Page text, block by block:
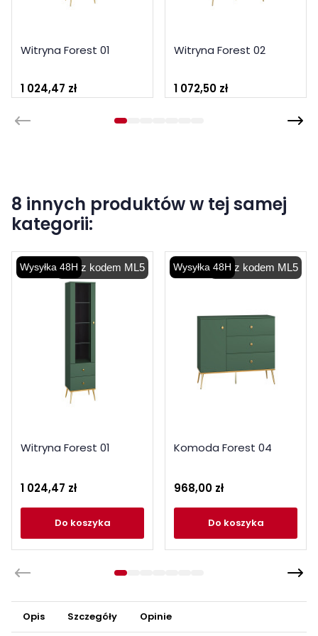
Witryna Forest 01
1 024,47 zł
Witryna Forest 02
1 072,50 zł
8 innych produktów w tej samej
kategorii:
-5% z kodem ML5
Wysyłka 48H
Witryna Forest 01
1 024,47 zł
do koszyka
-5% z kodem ML5
Wysyłka 48H
Komoda Forest 04
968,00 zł
do koszyka
Opis Szczegóły Opinie